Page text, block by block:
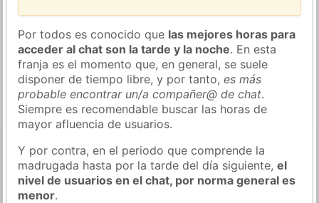
Por todos es conocido que las mejores horas para
acceder al chat son la tarde y la noche. En esta
franja es el momento que, en general, se suele
disponer de tiempo libre, y por tanto,es más
probable encontrar un/a compañer@ de chat.
Siempre es recomendable buscar las horas de
mayor afluencia de usuarios.
Y por contra, en el periodo que comprende la
madrugada hasta por la tarde del día siguiente,el
nivel de usuarios en el chat, por norma general es
menor.